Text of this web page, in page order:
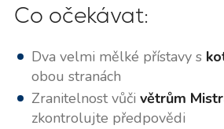
Co očekávat:
Dva velmi mělké přístavy s
obou stranách
Zranitelnost vůči větrům
zkontrolujte předpovědi